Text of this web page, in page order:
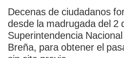
Decenas de ciudadanos
desde la madrugada del 2
Superintendencia
Breña, para obtener el